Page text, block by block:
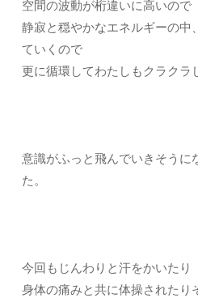
空間の波動が桁違いに高いので
静寂と穏やかなエネルギーの中
ていくので
更に循環してわたしもクラクラ
意識がふっと飛んでいきそうに
た。
今回もじんわりと汗をかいたり
身体の痛みと共に体操されたり